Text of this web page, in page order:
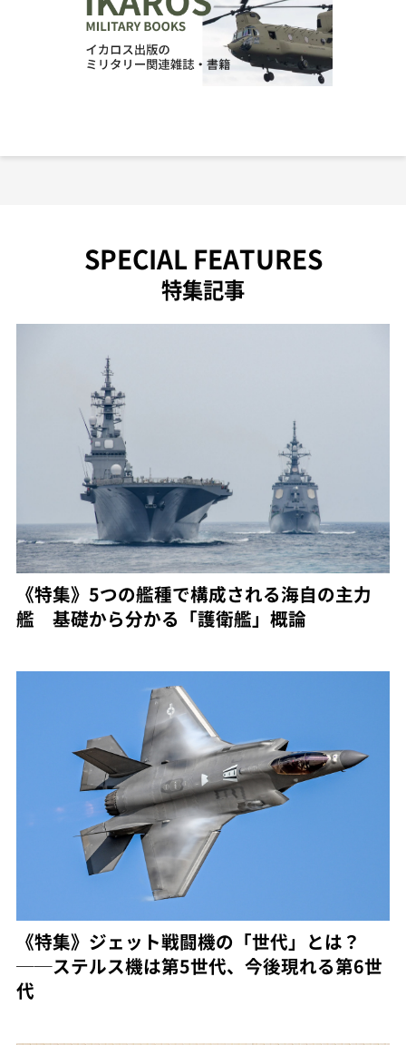
SPECIAL FEATURES
特集記事
《特集》5つの艦種で構成される海自の主力
艦 基礎から分かる「護衛艦」概論
《特集》ジェット戦闘機の「世代」とは？
──ステルス機は第5世代、今後現れる第6世
代